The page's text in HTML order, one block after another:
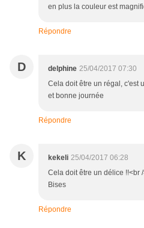
en plus la couleur est
Répondre
D delphine 25/04/2017 07:30
Cela doit être un régal, c'est
et bonne journée
Répondre
K kekeli 25/04/2017 06:28
Cela doit être un délice !!<br
Bises
Répondre